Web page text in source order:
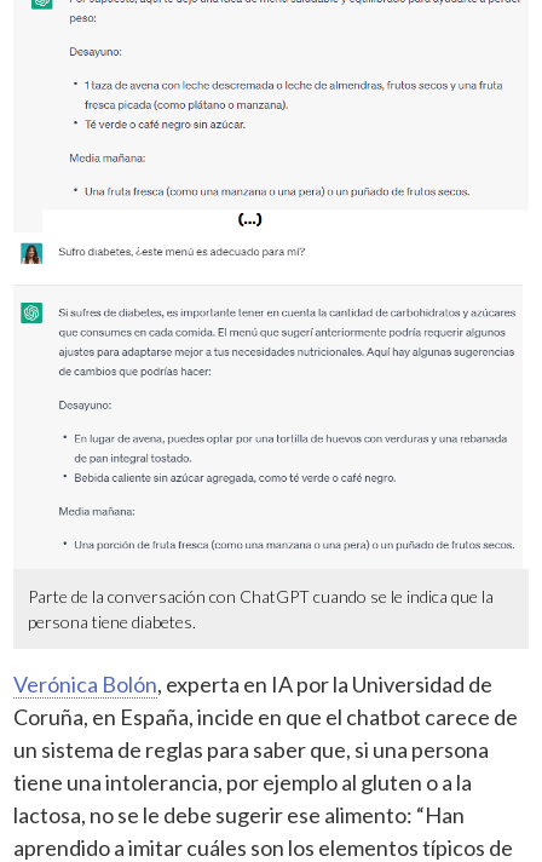
Parte de la conversación con ChatGPT cuando se le indica que la
persona tiene diabetes.
Verónica Bolón, experta en IA por la Universidad de
Coruña, en España, incide en que el chatbot carece de
un sistema de reglas para saber que, si una persona
tiene una intolerancia, por ejemplo al gluten o a la
lactosa, no se le debe sugerir ese alimento: “Han
aprendido a imitar cuáles son los elementos típicos de